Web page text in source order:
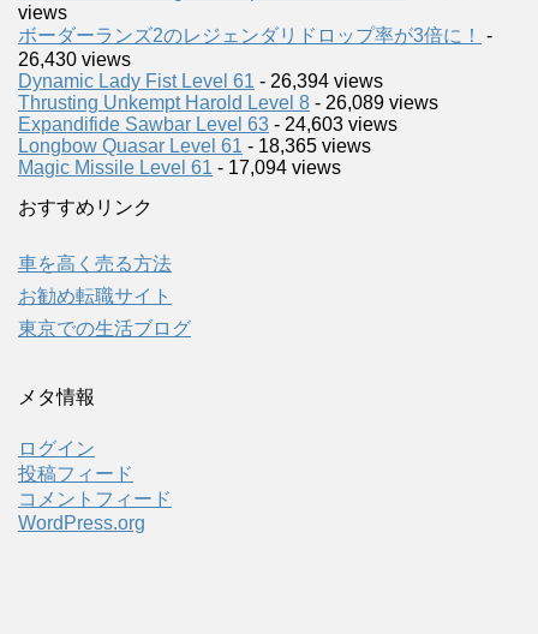
views
ボーダーランズ2のレジェンダリドロップ率が3倍に！
-
26,430 views
Dynamic Lady Fist Level 61 - 26,394 views
Thrusting Unkempt Harold Level 8 - 26,089 views
Expandifide Sawbar Level 63 - 24,603 views
Longbow Quasar Level 61 - 18,365 views
Magic Missile Level 61 - 17,094 views
おすすめリンク
車を高く売る方法
お勧め転職サイト
東京での生活ブログ
メタ情報
ログイン
投稿フィード
コメントフィード
WordPress.org